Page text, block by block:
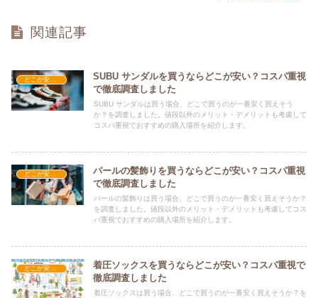
関連記事
どこが安い？-ファッション・アパレル
SUBU サンダルを買うならどこが安い？コスパ重視
で徹底調査しました
SUBU サンダルは買う場合、どこで買うのが一番安く買えそう
か？を調査しました。値段以外のメリット・デメリットも考慮して
コスパ重視でおすすめの購入場所を紹介します。
どこが安い？-ファッション・アパレル
パールの髪飾りを買うならどこが安い？コスパ重視
で徹底調査しました
パールの髪飾りは買う場合、どこで買うのが一番安く買えそうか？
を調査しました。値段以外のメリット・デメリットも考慮してコス
パ重視でおすすめの購入場所を紹介します。
どこが安い？-ファッション・アパレル
着圧ソックスを買うならどこが安い？コスパ重視で
徹底調査しました
着圧ソックスは買う場合、どこで買うのが一番安く買えそうか？を